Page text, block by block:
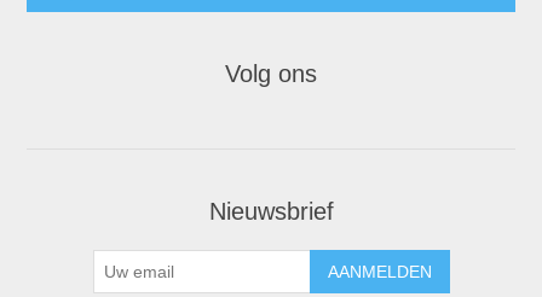
Volg ons
Nieuwsbrief